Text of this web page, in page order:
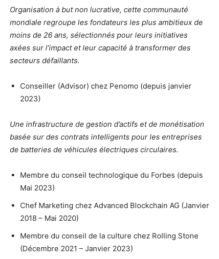
Organisation à but non lucrative, cette communauté
mondiale regroupe les fondateurs les plus ambitieux de
moins de 26 ans, sélectionnés pour leurs initiatives
axées sur l’impact et leur capacité à transformer des
secteurs défaillants.
Conseiller (Advisor) chez Penomo (depuis janvier
2023)
Une infrastructure de gestion d’actifs et de monétisation
basée sur des contrats intelligents pour les entreprises
de batteries de véhicules électriques circulaires.
Membre du conseil technologique du Forbes (depuis
Mai 2023)
Chef Marketing chez Advanced Blockchain AG (Janvier
2018 – Mai 2020)
Membre du conseil de la culture chez Rolling Stone
(Décembre 2021 – Janvier 2023)